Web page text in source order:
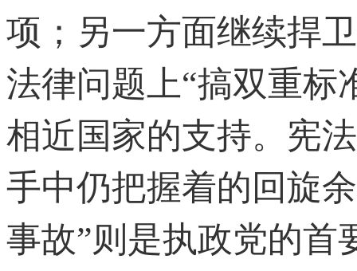
项；另一方面继续捍
法律问题上“搞双重标
相近国家的支持。宪
手中仍把握着的回旋
事故”则是执政党的首